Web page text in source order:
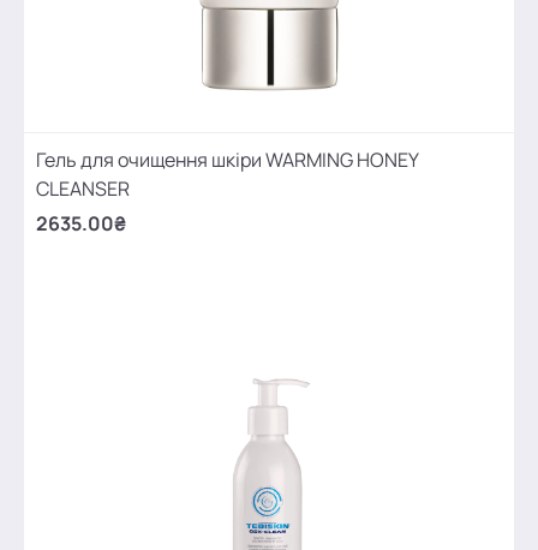
Гель для очищення шкіри WARMING HONEY
CLEANSER
2635.00₴